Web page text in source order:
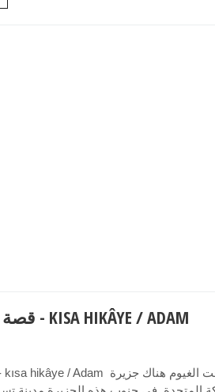
قصة قصيرة / أدم - KISA HIKÂYE / ADAM